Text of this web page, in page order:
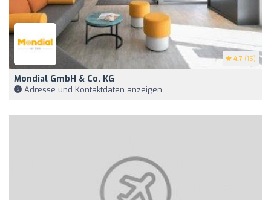
4.7 (15)
Mondial GmbH & Co. KG
Adresse und Kontaktdaten anzeigen